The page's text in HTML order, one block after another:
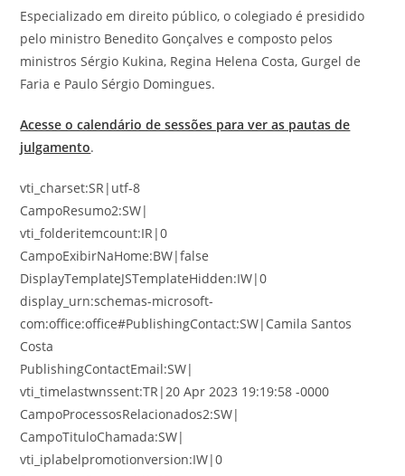
Especializado em direito público, o colegiado é presidido
pelo ministro Benedito Gonçalves e composto pelos
ministros Sérgio Kukina, Regina Helena Costa, Gurgel de
Faria e Paulo Sérgio Domingues.
Acesse o calendário de sessões para ver as pautas de
julgamento.
vti_charset:SR|utf-8
CampoResumo2:SW|
vti_folderitemcount:IR|0
CampoExibirNaHome:BW|false
DisplayTemplateJSTemplateHidden:IW|0
display_urn:schemas-microsoft-
com:office:office#PublishingContact:SW|Camila Santos
Costa
PublishingContactEmail:SW|
vti_timelastwnssent:TR|20 Apr 2023 19:19:58 -0000
CampoProcessosRelacionados2:SW|
CampoTituloChamada:SW|
vti_iplabelpromotionversion:IW|0